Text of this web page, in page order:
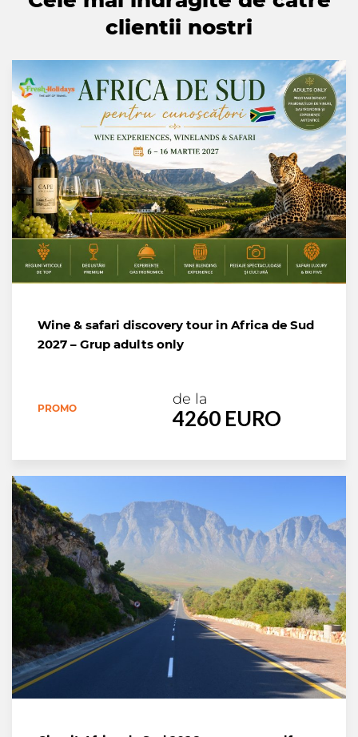
clientii nostri
Wine & safari discovery tour in Africa de Sud
2027 – Grup adults only
PROMO
de la
4260 EURO